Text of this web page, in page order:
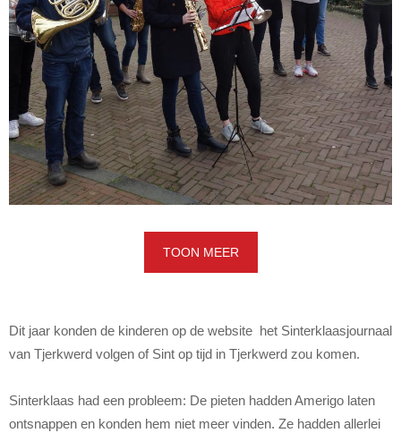
TOON MEER
Dit jaar konden de kinderen op de website het Sinterklaasjournaal
van Tjerkwerd volgen of Sint op tijd in Tjerkwerd zou komen.
Sinterklaas had een probleem: De pieten hadden Amerigo laten
ontsnappen en konden hem niet meer vinden. Ze hadden allerlei